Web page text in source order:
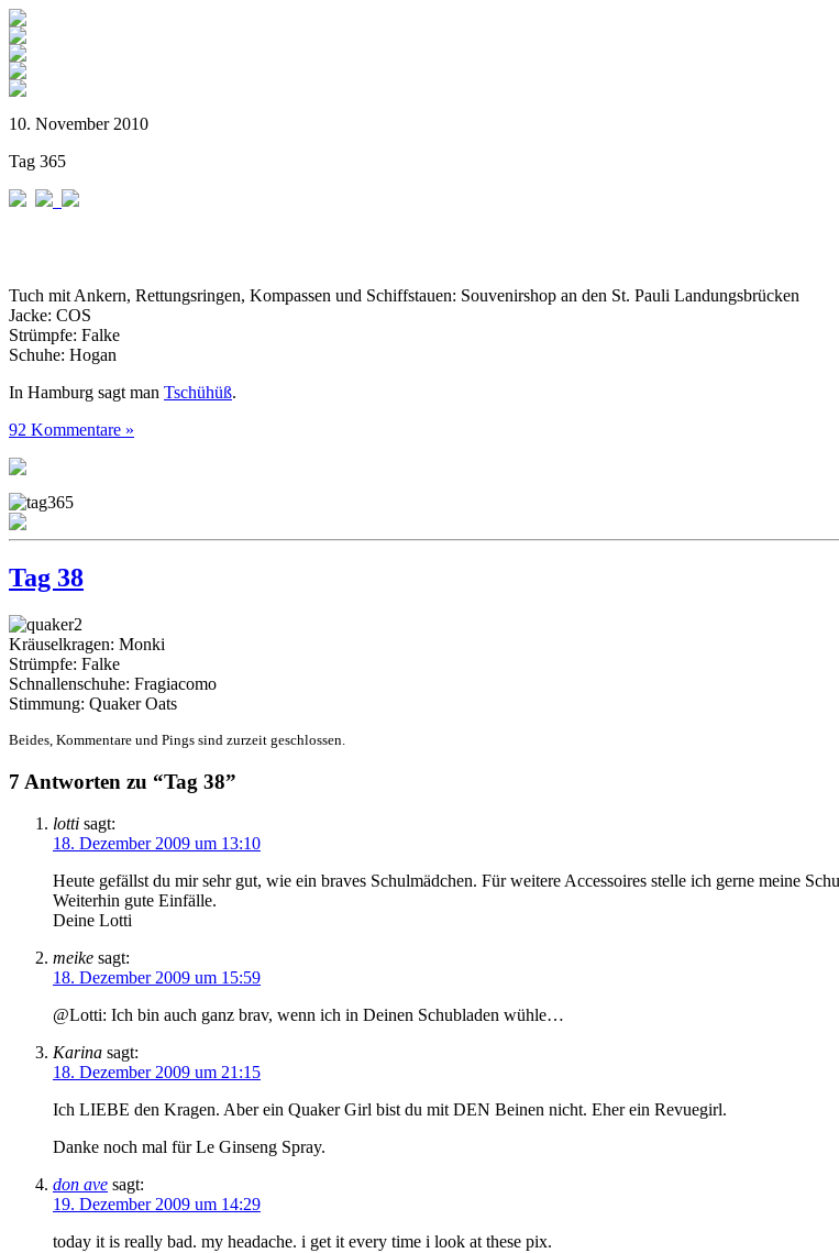
10. November 2010
Tag 365
Tuch mit Ankern, Rettungsringen, Kompassen und Schiffstauen: Souvenirshop an den St. Pauli Landungsbrücken
Jacke: COS
Strümpfe: Falke
Schuhe: Hogan
In Hamburg sagt man Tschühüß.
92 Kommentare »
Tag 38
Kräuselkragen: Monki
Strümpfe: Falke
Schnallenschuhe: Fragiacomo
Stimmung: Quaker Oats
Beides, Kommentare und Pings sind zurzeit geschlossen.
7 Antworten zu “Tag 38”
lotti sagt:
18. Dezember 2009 um 13:10
Heute gefällst du mir sehr gut, wie ein braves Schulmädchen. Für weitere Accessoires stelle ich gerne meine
Weiterhin gute Einfälle.
Deine Lotti
meike sagt:
18. Dezember 2009 um 15:59
@Lotti: Ich bin auch ganz brav, wenn ich in Deinen Schubladen wühle…
Karina sagt:
18. Dezember 2009 um 21:15
Ich LIEBE den Kragen. Aber ein Quaker Girl bist du mit DEN Beinen nicht. Eher ein Revuegirl.
Danke noch mal für Le Ginseng Spray.
don ave sagt:
19. Dezember 2009 um 14:29
today it is really bad. my headache. i get it every time i look at these pix.